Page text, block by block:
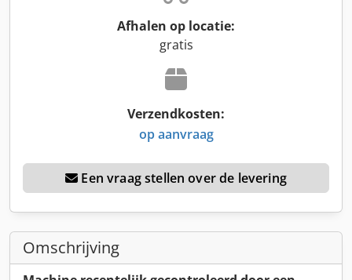
Afhalen op locatie:
gratis
Verzendkosten:
op aanvraag
Een vraag stellen over de levering
Omschrijving